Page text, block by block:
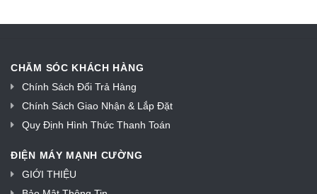
CHĂM SÓC KHÁCH HÀNG
Chính Sách Đổi Trả Hàng
Chính Sách Giao Nhận & Lắp Đặt
Quy Định Hình Thức Thanh Toán
ĐIỆN MÁY MẠNH CƯỜNG
GIỚI THIỆU